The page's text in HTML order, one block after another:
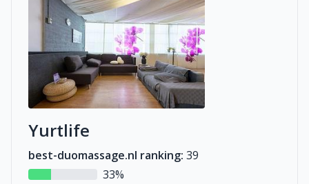
Yurtlife
best-duomassage.nl ranking: 39
33%